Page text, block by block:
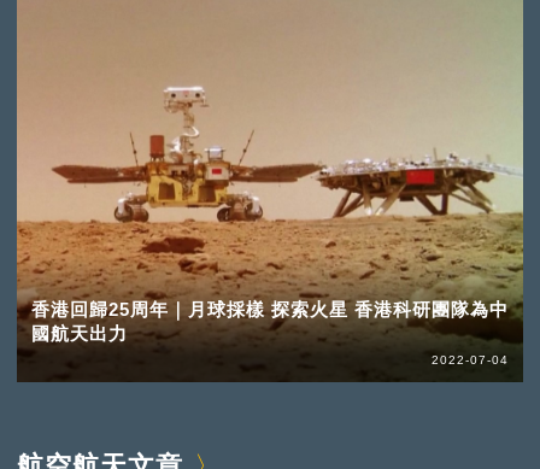
香港回歸25周年｜月球採樣 探索火星 香港科研團隊為中
國航天出力
2022-07-04